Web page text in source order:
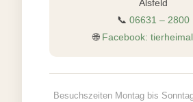
Alsfeld
📞 06631 – 2800
🌐 Facebook:
Besuchszeiten Montag bis